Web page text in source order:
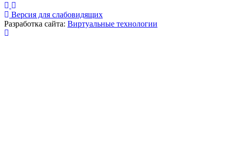
Версия для слабовидящих
Разработка сайта: Виртуальные технологии